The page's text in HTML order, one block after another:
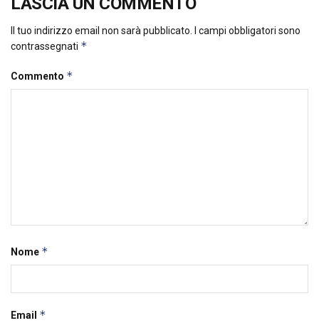
Il tuo indirizzo email non sarà pubblicato.
I campi obbligatori sono
contrassegnati *
Commento *
Nome *
Email *